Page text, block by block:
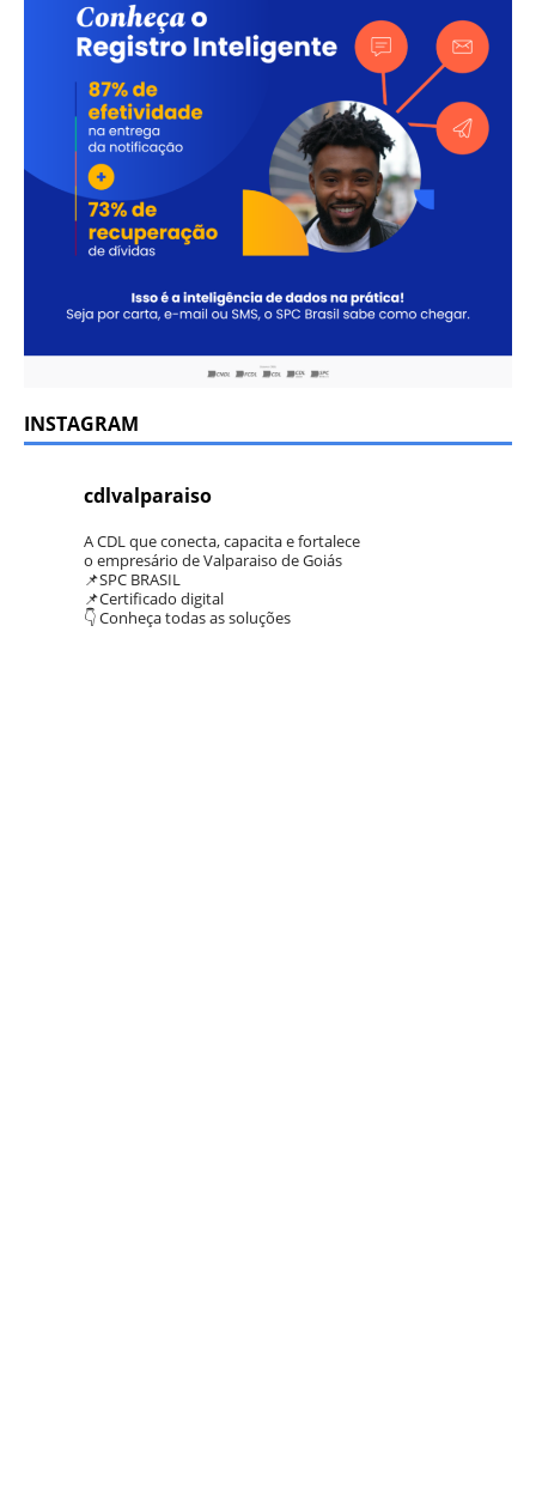
INSTAGRAM
cdlvalparaiso
A CDL que conecta, capacita e fortalece
o empresário de Valparaiso de Goiás
📌SPC BRASIL
📌Certificado digital
👇 Conheça todas as soluções